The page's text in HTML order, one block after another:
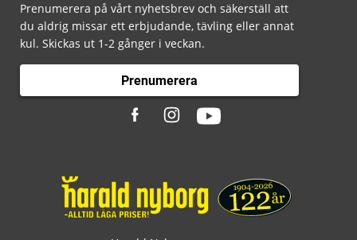
Prenumerera på vårt nyhetsbrev och säkerställ att
du aldrig missar ett erbjudande, tävling eller annat
kul. Skickas ut 1-2 gånger i veckan.
Prenumerera